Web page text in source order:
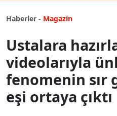
Haberler - Magazin
Ustalara
videolarıyla
fenomenin sır
eşi ortaya çıktı